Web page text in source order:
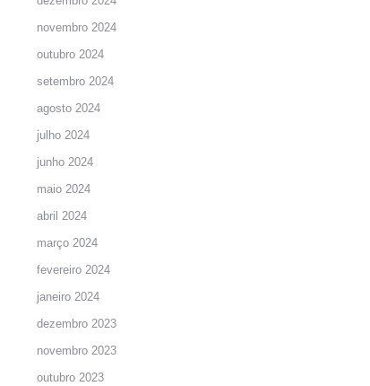
novembro 2024
outubro 2024
setembro 2024
agosto 2024
julho 2024
junho 2024
maio 2024
abril 2024
março 2024
fevereiro 2024
janeiro 2024
dezembro 2023
novembro 2023
outubro 2023